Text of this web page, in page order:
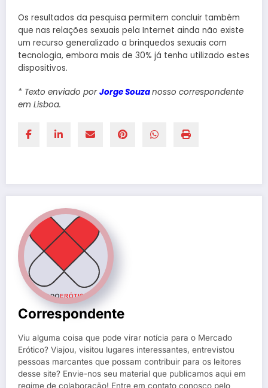
Os resultados da pesquisa permitem concluir também
que nas relações sexuais pela Internet ainda não existe
um recurso generalizado a brinquedos sexuais com
tecnologia, embora mais de 30% já tenha utilizado estes
dispositivos.
* Texto enviado porJorge Souzanosso correspondente
em Lisboa.
Correspondente
Viu alguma coisa que pode virar notícia para o Mercado
Erótico? Viajou, visitou lugares interessantes, entrevistou
pessoas marcantes que possam contribuir para os leitores
desse site? Envie-nos seu material que publicamos aqui em
regime de colaboração! Entre em contato conosco pelo